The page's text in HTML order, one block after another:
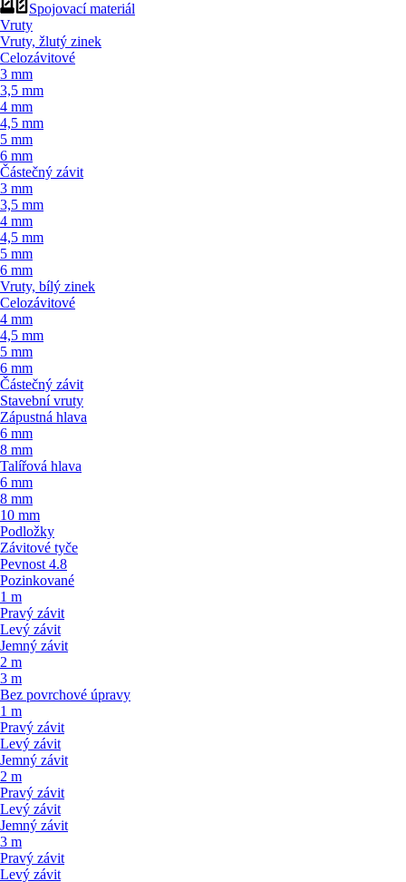
Spojovací materiál
Vruty
Vruty, žlutý zinek
Celozávitové
3 mm
3,5 mm
4 mm
4,5 mm
5 mm
6 mm
Částečný závit
3 mm
3,5 mm
4 mm
4,5 mm
5 mm
6 mm
Vruty, bílý zinek
Celozávitové
4 mm
4,5 mm
5 mm
6 mm
Částečný závit
Stavební vruty
Zápustná hlava
6 mm
8 mm
Talířová hlava
6 mm
8 mm
10 mm
Podložky
Závitové tyče
Pevnost 4.8
Pozinkované
1 m
Pravý závit
Levý závit
Jemný závit
2 m
3 m
Bez povrchové úpravy
1 m
Pravý závit
Levý závit
Jemný závit
2 m
Pravý závit
Levý závit
Jemný závit
3 m
Pravý závit
Levý závit